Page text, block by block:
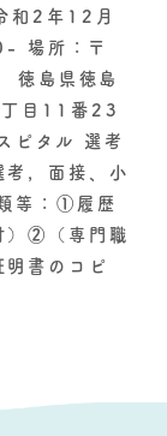
和2年12月
場所：〒
島県徳島
目11番23
ピタル 選考
考，面接、小
等：①履歴
）②（専門職
明書のコピ